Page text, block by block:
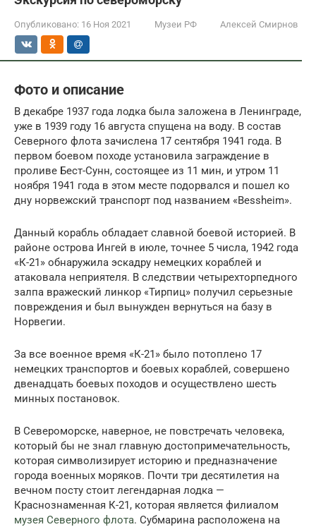
Опубликовано: 16 Ноя 2021 Музеи РФ Алексей Смирнов
Фото и описание
В декабре 1937 года лодка была заложена в Ленинграде,
уже в 1939 году 16 августа спущена на воду. В состав
Северного флота зачислена 17 сентября 1941 года. В
первом боевом походе установила заграждение в
проливе Бест-Сунн, состоящее из 11 мин, и утром 11
ноября 1941 года в этом месте подорвался и пошел ко
дну норвежский транспорт под названием «Bessheim».
Данный корабль обладает славной боевой историей. В
районе острова Ингей в июле, точнее 5 числа, 1942 года
«К-21» обнаружила эскадру немецких кораблей и
атаковала неприятеля. В следствии четырехторпедного
залпа вражеский линкор «Тирпиц» получил серьезные
повреждения и был вынужден вернуться на базу в
Норвегии.
За все военное время «К-21» было потоплено 17
немецких транспортов и боевых кораблей, совершено
двенадцать боевых походов и осуществлено шесть
минных постановок.
В Североморске, наверное, не повстречать человека,
который бы не знал главную достопримечательность,
которая символизирует историю и предназначение
города военных моряков. Почти три десятилетия на
вечном посту стоит легендарная лодка —
Краснознаменная К-21, которая является филиалом
музея Северного флота. Субмарина расположена на